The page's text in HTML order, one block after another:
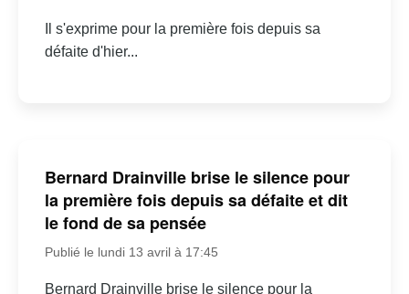
Il s'exprime pour la première fois depuis sa
défaite d'hier...
Bernard Drainville brise le silence pour
la première fois depuis sa défaite et dit
le fond de sa pensée
Publié le lundi 13 avril à 17:45
Bernard Drainville brise le silence pour la